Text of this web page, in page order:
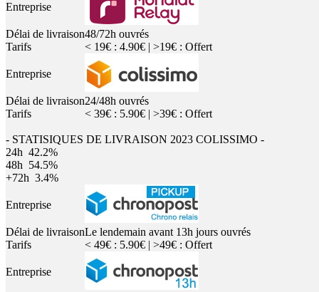
Entreprise
Délai de livraison48/72h ouvrés
Tarifs
< 19€ : 4.90€ | >19€ : Offert
Entreprise
Délai de livraison24/48h ouvrés
Tarifs
< 39€ : 5.90€ | >39€ : Offert
- STATISIQUES DE LIVRAISON 2023 COLISSIMO -
24h 42.2%
48h 54.5%
+72h 3.4%
Entreprise
Délai de livraisonLe lendemain avant 13h jours ouvrés
Tarifs
< 49€ : 5.90€ | >49€ : Offert
Entreprise